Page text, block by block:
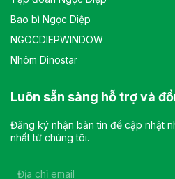
Bao bì Ngọc Diệp
NGOCDIEPWINDOW
Nhôm Dinostar
Luôn sẵn sàng hỗ trợ và
Đăng ký nhận bản tin để cập nhật
nhất từ chúng tôi.